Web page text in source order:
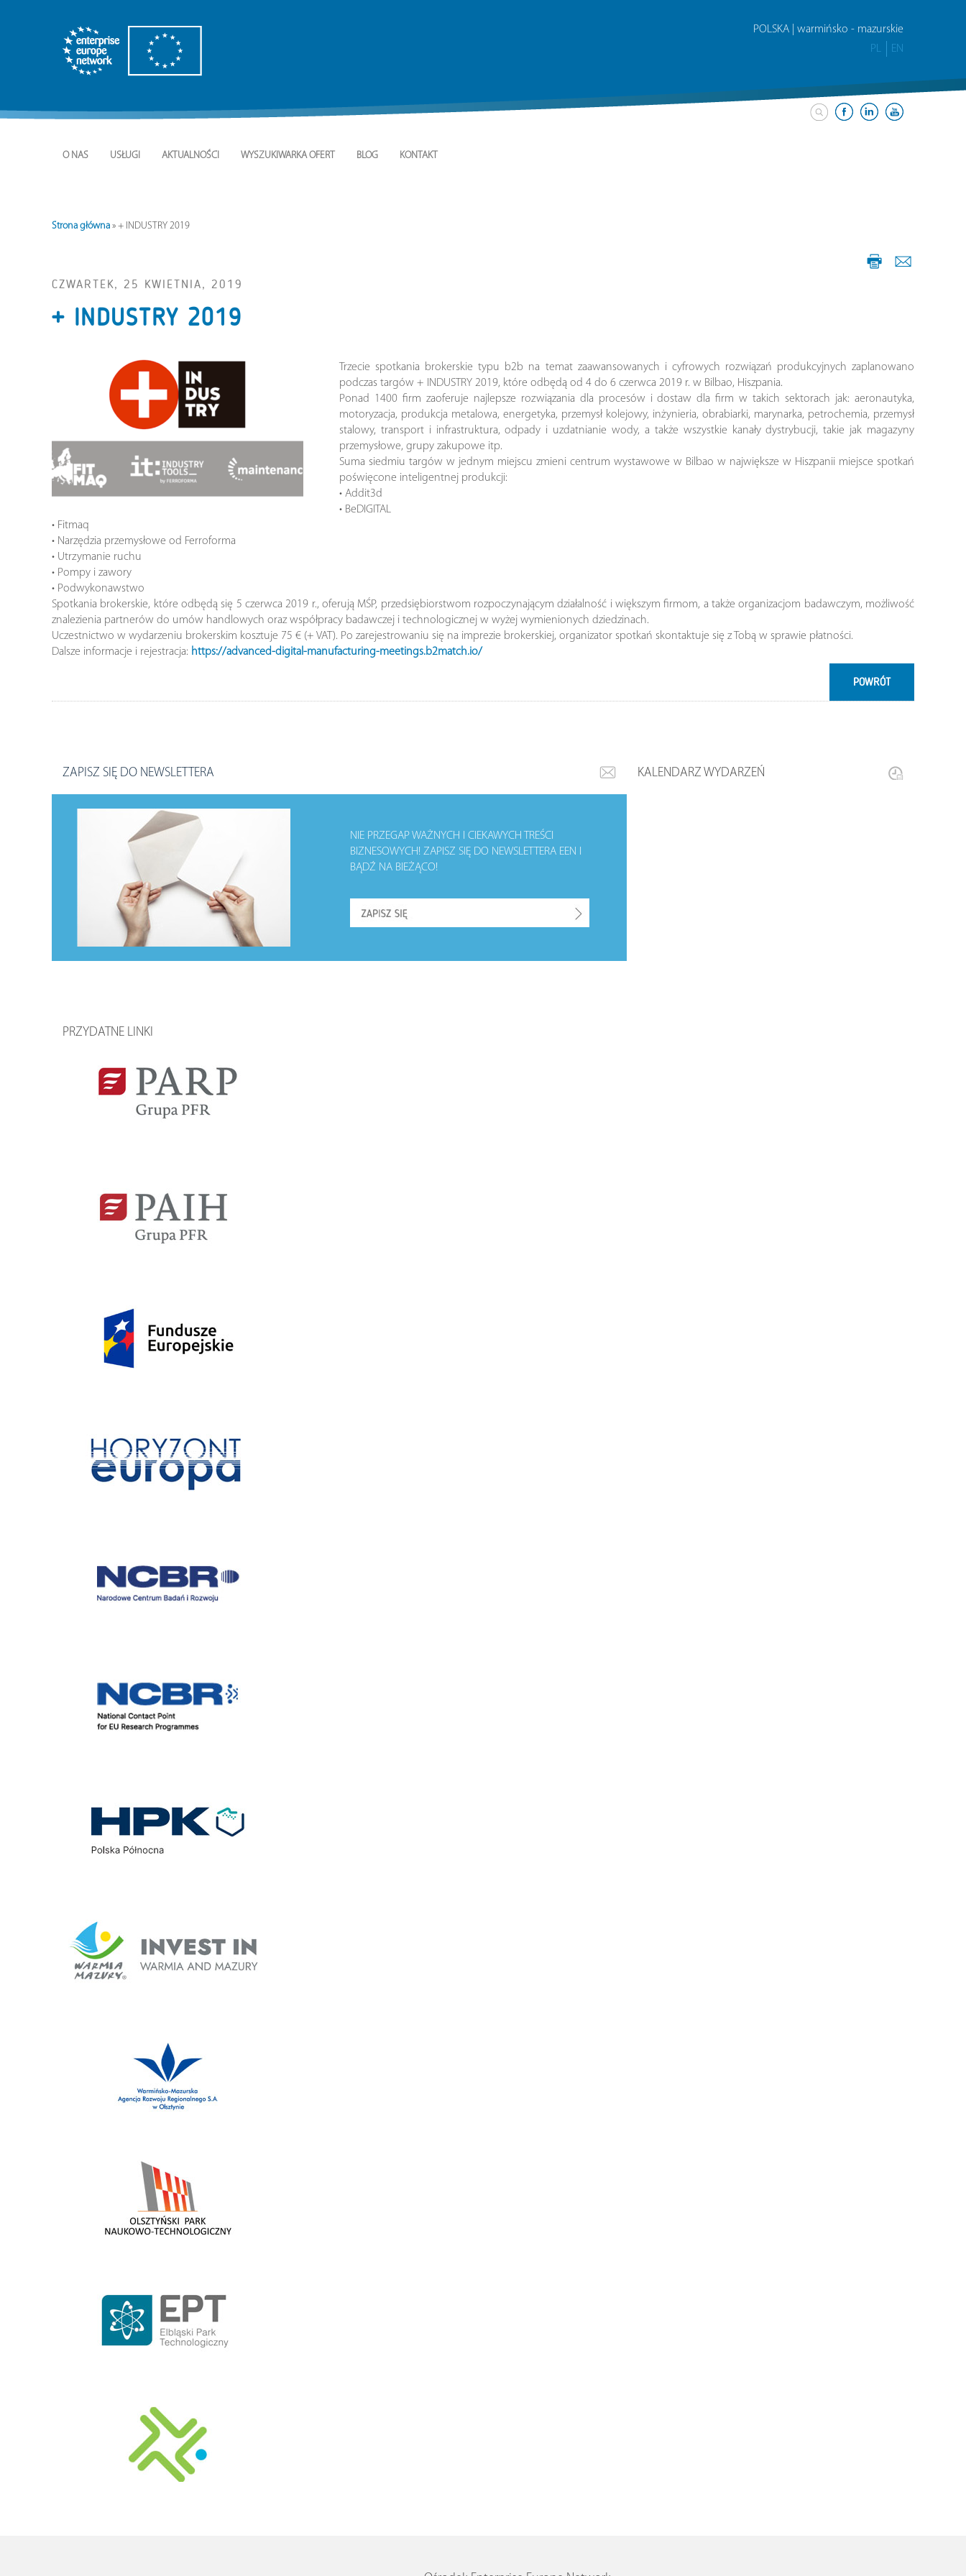
POLSKA | warmińsko - mazurskie
PL
EN
O NAS USŁUGI AKTUALNOŚCI WYSZUKIWARKA OFERT BLOG KONTAKT
Strona główna » + INDUSTRY 2019
CZWARTEK, 25 KWIETNIA, 2019
+ INDUSTRY 2019
Trzecie spotkania brokerskie typu b2b na temat zaawansowanych i cyfrowych rozwiązań produkcyjnych zaplanowano
podczas targów + INDUSTRY 2019, które odbędą od 4 do 6 czerwca 2019 r. w Bilbao, Hiszpania.
Ponad 1400 firm zaoferuje najlepsze rozwiązania dla procesów i dostaw dla firm w takich sektorach jak: aeronautyka,
motoryzacja, produkcja metalowa, energetyka, przemysł kolejowy, inżynieria, obrabiarki, marynarka, petrochemia, przemysł
stalowy, transport i infrastruktura, odpady i uzdatnianie wody, a także wszystkie kanały dystrybucji, takie jak magazyny
przemysłowe, grupy zakupowe itp.
Suma siedmiu targów w jednym miejscu zmieni centrum wystawowe w Bilbao w największe w Hiszpanii miejsce spotkań
poświęcone inteligentnej produkcji:
• Addit3d
• BeDIGITAL
• Fitmaq
• Narzędzia przemysłowe od Ferroforma
• Utrzymanie ruchu
• Pompy i zawory
• Podwykonawstwo
Spotkania brokerskie, które odbędą się 5 czerwca 2019 r., oferują MŚP, przedsiębiorstwom rozpoczynającym działalność i większym firmom, a także organizacjom badawczym, możliwość
znalezienia partnerów do umów handlowych oraz współpracy badawczej i technologicznej w wyżej wymienionych dziedzinach.
Uczestnictwo w wydarzeniu brokerskim kosztuje 75 € (+ VAT). Po zarejestrowaniu się na imprezie brokerskiej, organizator spotkań skontaktuje się z Tobą w sprawie płatności.
Dalsze informacje i rejestracja: https://advanced-digital-manufacturing-meetings.b2match.io/
POWRÓT
ZAPISZ SIĘ DO NEWSLETTERA
NIE PRZEGAP WAŻNYCH I CIEKAWYCH TREŚCI
BIZNESOWYCH! ZAPISZ SIĘ DO NEWSLETTERA EEN I
BĄDŹ NA BIEŻĄCO!
KALENDARZ WYDARZEŃ
PRZYDATNE LINKI